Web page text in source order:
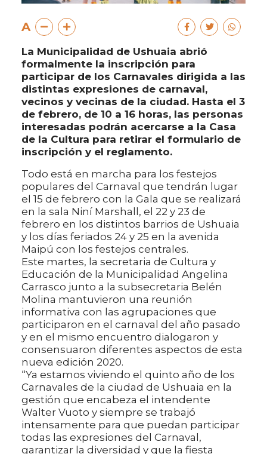
A
La Municipalidad de Ushuaia abrió
formalmente la inscripción para
participar de los Carnavales dirigida a las
distintas expresiones de carnaval,
vecinos y vecinas de la ciudad. Hasta el 3
de febrero, de 10 a 16 horas, las personas
interesadas podrán acercarse a la Casa
de la Cultura para retirar el formulario de
inscripción y el reglamento.
Todo está en marcha para los festejos
populares del Carnaval que tendrán lugar
el 15 de febrero con la Gala que se realizará
en la sala Niní Marshall, el 22 y 23 de
febrero en los distintos barrios de Ushuaia
y los días feriados 24 y 25 en la avenida
Maipú con los festejos centrales.
Este martes, la secretaria de Cultura y
Educación de la Municipalidad Angelina
Carrasco junto a la subsecretaria Belén
Molina mantuvieron una reunión
informativa con las agrupaciones que
participaron en el carnaval del año pasado
y en el mismo encuentro dialogaron y
consensuaron diferentes aspectos de esta
nueva edición 2020.
“Ya estamos viviendo el quinto año de los
Carnavales de la ciudad de Ushuaia en la
gestión que encabeza el intendente
Walter Vuoto y siempre se trabajó
intensamente para que puedan participar
todas las expresiones del Carnaval,
garantizar la diversidad y que la fiesta